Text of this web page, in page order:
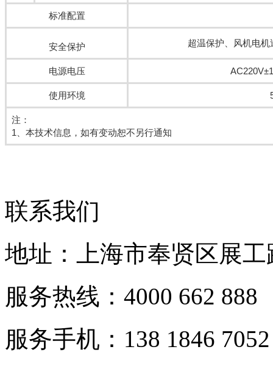
标准配置
安全保护 超温保护、风机电
电源电压
使用环境
注：
1、本技术信息，如有变动恕不另行通知
联系我们
地址：上海市奉贤区展工
服务热线：4000 662 888
服务手机：138 1846 7052